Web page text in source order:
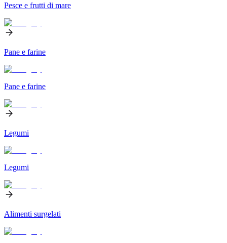
Pesce e frutti di mare
Pane e farine
Pane e farine
Legumi
Legumi
Alimenti surgelati